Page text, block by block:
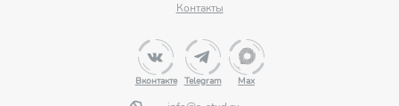
Контакты
Вконтакте Telegram Max